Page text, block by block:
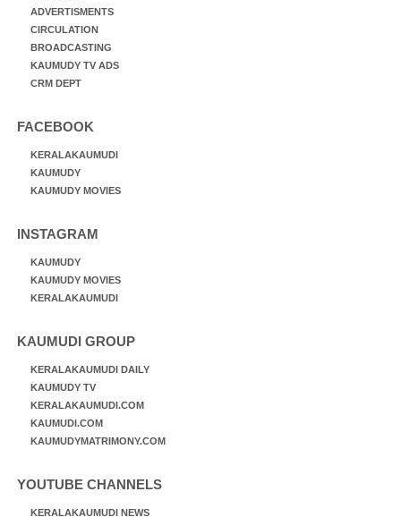
ADVERTISMENTS
CIRCULATION
BROADCASTING
KAUMUDY TV ADS
CRM DEPT
FACEBOOK
KERALAKAUMUDI
KAUMUDY
KAUMUDY MOVIES
INSTAGRAM
KAUMUDY
KAUMUDY MOVIES
KERALAKAUMUDI
KAUMUDI GROUP
KERALAKAUMUDI DAILY
KAUMUDY TV
KERALAKAUMUDI.COM
KAUMUDI.COM
KAUMUDYMATRIMONY.COM
YOUTUBE CHANNELS
KERALAKAUMUDI NEWS